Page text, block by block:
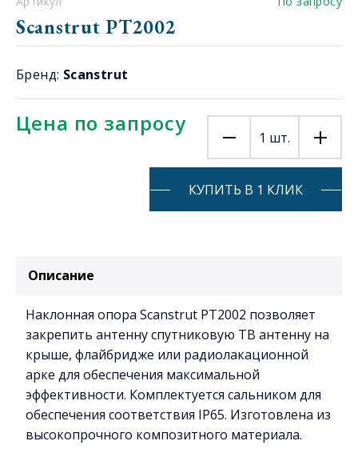
Scanstrut PT2002
Бренд: Scanstrut
Цена по запросу
1 шт.
КУПИТЬ В 1 КЛИК
Описание
Наклонная опора Scanstrut PT2002 позволяет
закрепить антенну спутниковую ТВ антенну на
крыше, флайбридже или радиолакационной
арке для обеспечения максимальной
эффективности. Комплектуется сальником для
обеспечения соответствия IP65. Изготовлена из
высокопрочного композитного материала.